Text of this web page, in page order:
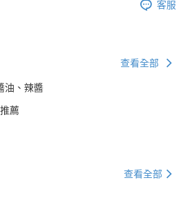
客服
查看全部
油、辣醬
薦
查看全部